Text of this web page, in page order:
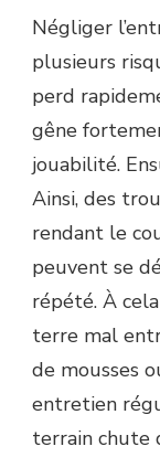
Négliger
plusieurs
perd
gêne
jouabilité.
Ainsi, des
rendant le
peuvent se
répété. À
terre mal
de mousses
entretien
terrain chute